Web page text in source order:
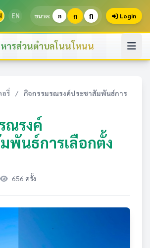
EN ขนาด: ก ก ก Login
หารส่วนตำบลโนนโหนน
อรี่ /
กิจกรรมรณรงค์ประชาสัมพันธ์การ
ณรงค์
พันธ์การเลือกตั้ง
656 ครั้ง